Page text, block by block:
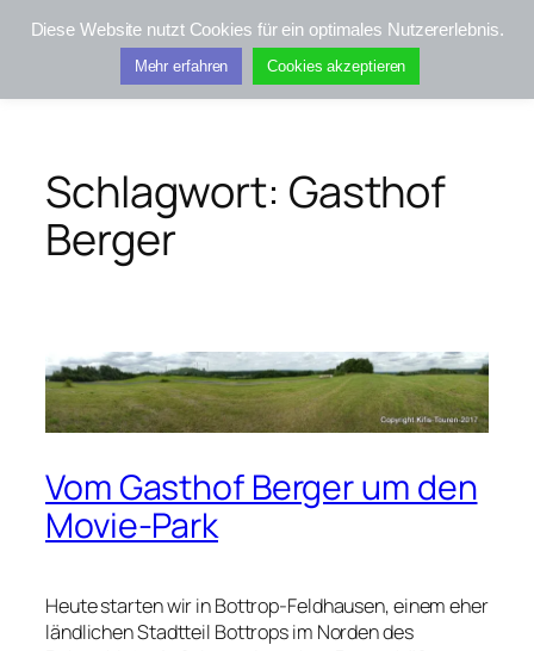
Zum
Kifis-Touren
Schlagwort: Gasthof
Berger
Vom Gasthof Berger um den
Movie-Park
Heute starten wir in Bottrop-Feldhausen, einem eher
ländlichen Stadtteil Bottrops im Norden des
Diese Website nutzt Cookies für ein optimales Nutzererlebnis.
Mehr erfahren Cookies akzeptieren